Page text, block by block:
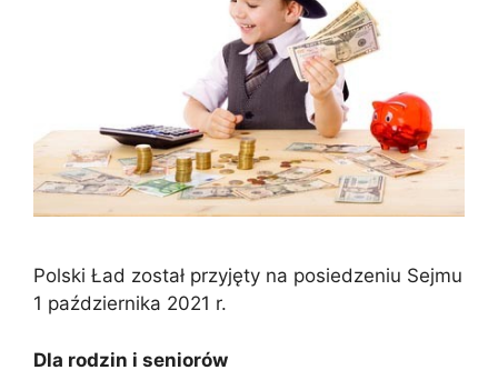
Polski Ład został przyjęty na posiedzeniu Sejmu
1 października 2021 r.
Dla rodzin i seniorów